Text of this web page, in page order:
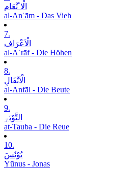
الْاٴنْعَام
al-Anʿām - Das Vieh
7.
الْاَعْرَاف
al-Aʿrāf - Die Höhen
8.
الْاَنْفَالِ
al-Anfāl - Die Beute
9.
التَّوْبَۃِ
at-Tauba - Die Reue
10.
یُوْنُسَ
Yūnus - Jonas